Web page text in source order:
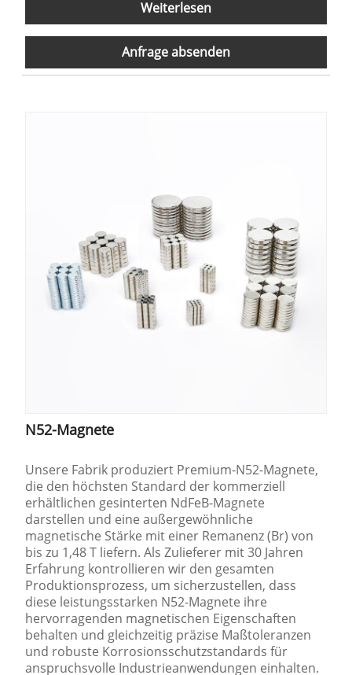
Weiterlesen
Anfrage absenden
N52-Magnete
Unsere Fabrik produziert Premium-N52-Magnete,
die den höchsten Standard der kommerziell
erhältlichen gesinterten NdFeB-Magnete
darstellen und eine außergewöhnliche
magnetische Stärke mit einer Remanenz (Br) von
bis zu 1,48 T liefern. Als Zulieferer mit 30 Jahren
Erfahrung kontrollieren wir den gesamten
Produktionsprozess, um sicherzustellen, dass
diese leistungsstarken N52-Magnete ihre
hervorragenden magnetischen Eigenschaften
behalten und gleichzeitig präzise Maßtoleranzen
und robuste Korrosionsschutzstandards für
anspruchsvolle Industrieanwendungen einhalten.